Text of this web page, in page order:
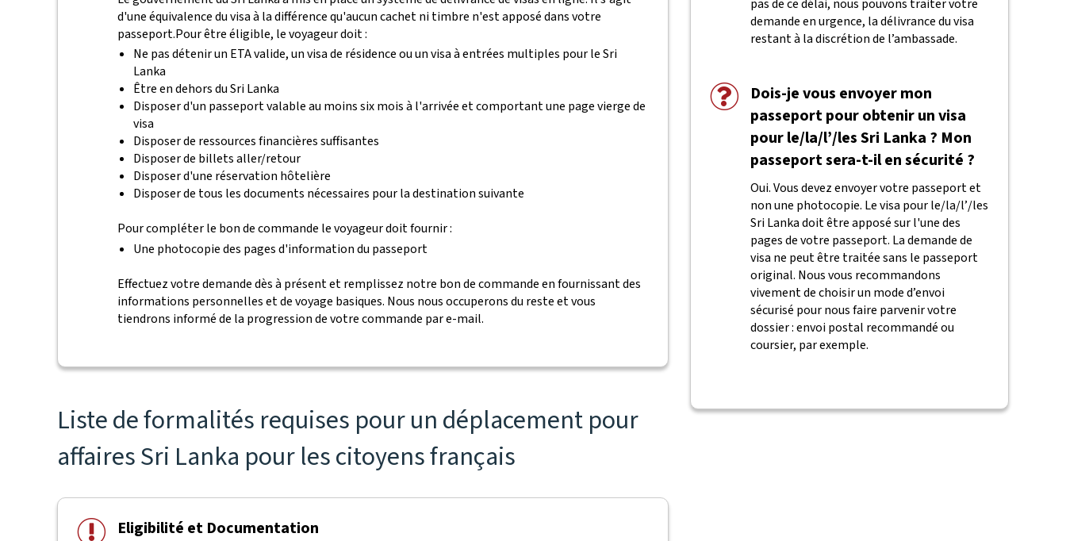
d'une équivalence du visa à la différence qu'aucun cachet ni timbre n'est apposé dans votre
passeport.Pour être éligible, le voyageur doit :
Ne pas détenir un ETA valide, un visa de résidence ou un visa à entrées multiples pour le Sri
Lanka
Être en dehors du Sri Lanka
Disposer d'un passeport valable au moins six mois à l'arrivée et comportant une page vierge de
visa
Disposer de ressources financières suffisantes
Disposer de billets aller/retour
Disposer d'une réservation hôtelière
Disposer de tous les documents nécessaires pour la destination suivante
Pour compléter le bon de commande le voyageur doit fournir :
Une photocopie des pages d'information du passeport
Effectuez votre demande dès à présent et remplissez notre bon de commande en fournissant des
informations personnelles et de voyage basiques. Nous nous occuperons du reste et vous
tiendrons informé de la progression de votre commande par e-mail.
Liste de formalités requises pour un déplacement pour
affaires Sri Lanka pour les citoyens français
Eligibilité et Documentation
pas de ce délai, nous pouvons traiter votre
demande en urgence, la délivrance du visa
restant à la discrétion de l’ambassade.
Dois-je vous envoyer mon
passeport pour obtenir un visa
pour le/la/l’/les Sri Lanka ? Mon
passeport sera-t-il en sécurité ?
Oui. Vous devez envoyer votre passeport et
non une photocopie. Le visa pour le/la/l’/les
Sri Lanka doit être apposé sur l'une des
pages de votre passeport. La demande de
visa ne peut être traitée sans le passeport
original. Nous vous recommandons
vivement de choisir un mode d’envoi
sécurisé pour nous faire parvenir votre
dossier : envoi postal recommandé ou
coursier, par exemple.